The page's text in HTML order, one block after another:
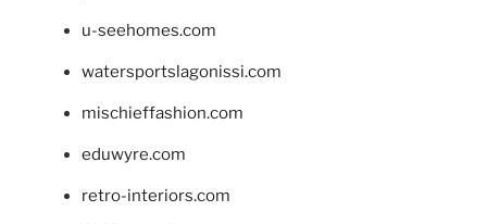
u-seehomes.com
watersportslagonissi.com
mischieffashion.com
eduwyre.com
retro-interiors.com